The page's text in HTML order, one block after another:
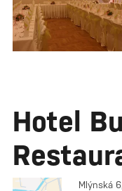
Hotel
Mlýnská